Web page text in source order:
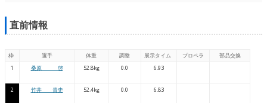
直前情報
枠 選手 体重 調整 展示タイム プロペラ
部品交換
1
桑原 啓 52.8kg 0.0 6.93
2 竹井 貴史 52.4kg 0.0 6.83